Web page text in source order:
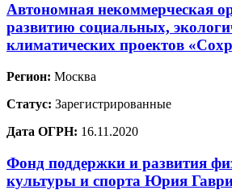
Автономная некоммерческая
развитию социальных,
климатических проектов
Регион: Москва
Статус: Зарегистрированные
Дата ОГРН: 16.11.2020
Фонд поддержки и развития
культуры и спорта Юрия